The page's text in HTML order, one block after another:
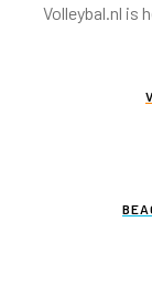
Volleybal.nl is